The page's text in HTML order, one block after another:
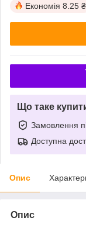
Економія 8.25 ₴
Що таке
Замовлення
Доступна
Опис
Опис